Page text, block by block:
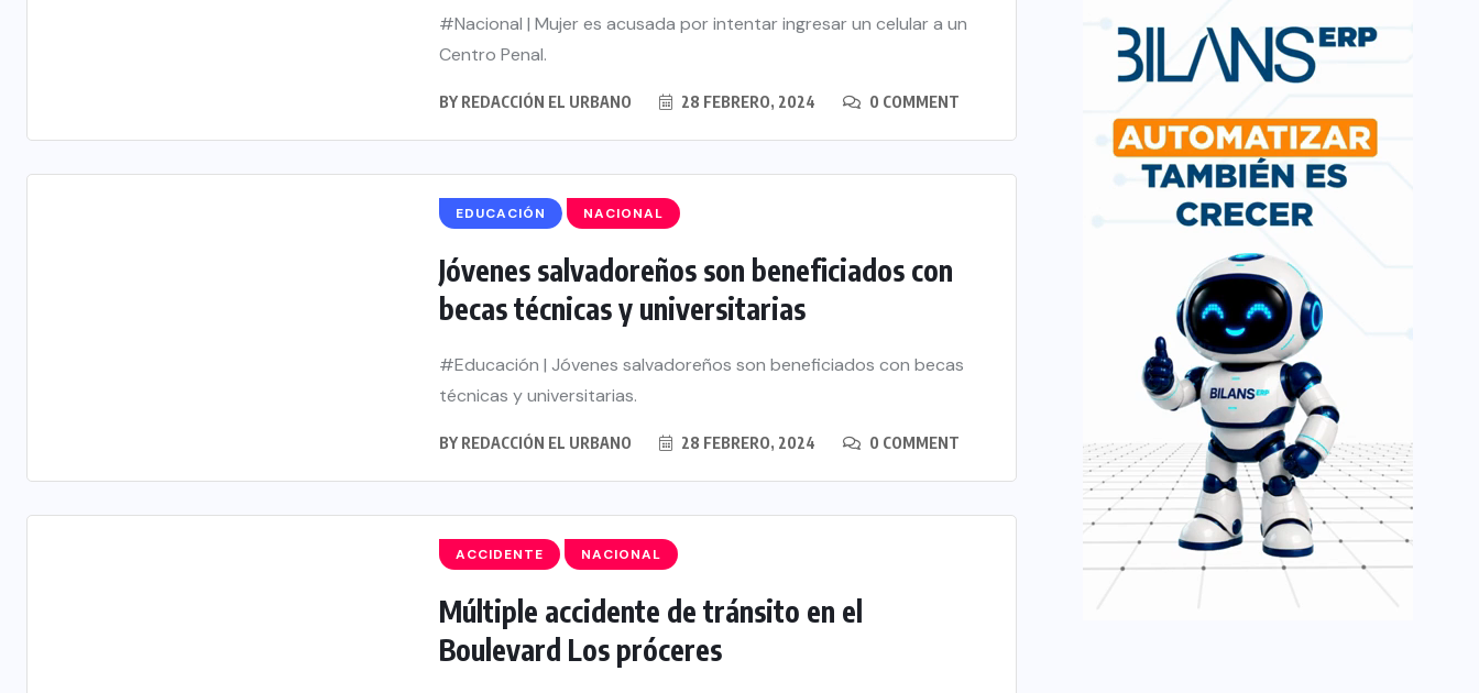
#Nacional | Mujer es acusada por intentar ingresar un celular a un
Centro Penal.
BY REDACCIÓN EL URBANO 28 FEBRERO, 2024 0 COMMENT
EDUCACIÓN NACIONAL
Jóvenes salvadoreños son beneficiados con
becas técnicas y universitarias
#Educación | Jóvenes salvadoreños son beneficiados con becas
técnicas y universitarias.
BY REDACCIÓN EL URBANO 28 FEBRERO, 2024 0 COMMENT
ACCIDENTE NACIONAL
Múltiple accidente de tránsito en el
Boulevard Los próceres